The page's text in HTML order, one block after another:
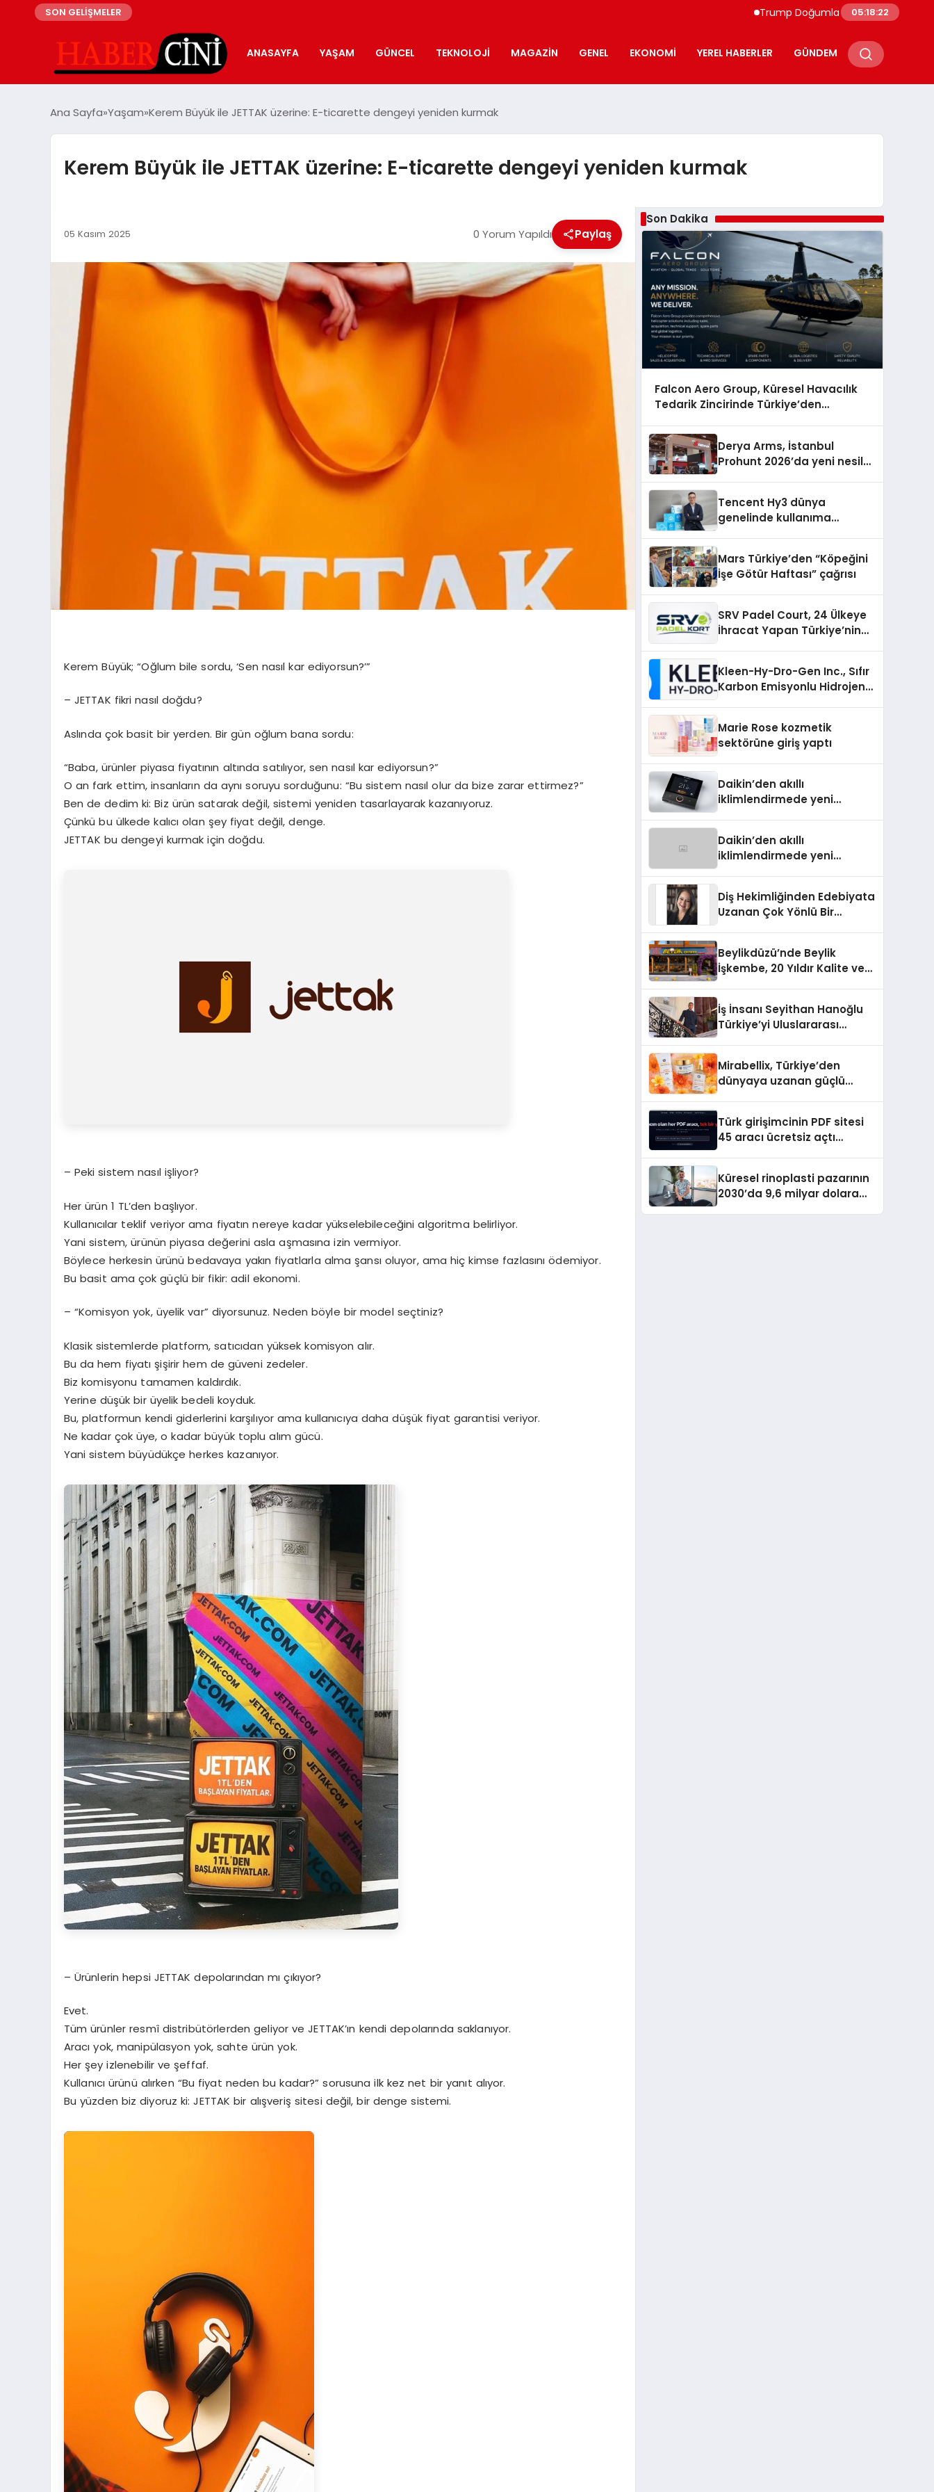
SON GELİŞMELER Trump Doğumla Vatandaşlık05:18:23
ANASAYFA YAŞAM GÜNCEL TEKNOLOJI MAGAZIN GENEL EKONOMI YEREL HABERLER GÜNDEM
Ana Sayfa Yaşam Kerem Büyük ile JETTAK üzerine: E-ticarette dengeyi yeniden kurmak
Kerem Büyük ile JETTAK üzerine: E-ticarette dengeyi yeniden kurmak
05 Kasım 2025 0 Yorum Yapıldı Paylaş
Kerem Büyük; “Oğlum bile sordu, ‘Sen nasıl kar ediyorsun?’”
– JETTAK fikri nasıl doğdu?
Aslında çok basit bir yerden. Bir gün oğlum bana sordu:
“Baba, ürünler piyasa fiyatının altında satılıyor, sen nasıl kar ediyorsun?”
O an fark ettim, insanların da aynı soruyu sorduğunu: “Bu sistem nasıl olur da bize zarar ettirmez?”
Ben de dedim ki: Biz ürün satarak değil, sistemi yeniden tasarlayarak kazanıyoruz.
Çünkü bu ülkede kalıcı olan şey fiyat değil, denge.
JETTAK bu dengeyi kurmak için doğdu.
– Peki sistem nasıl işliyor?
Her ürün 1 TL’den başlıyor.
Kullanıcılar teklif veriyor ama fiyatın nereye kadar yükselebileceğini algoritma belirliyor.
Yani sistem, ürünün piyasa değerini asla aşmasına izin vermiyor.
Böylece herkesin ürünü bedavaya yakın fiyatlarla alma şansı oluyor, ama hiç kimse fazlasını ödemiyor.
Bu basit ama çok güçlü bir fikir: adil ekonomi.
– “Komisyon yok, üyelik var” diyorsunuz. Neden böyle bir model seçtiniz?
Klasik sistemlerde platform, satıcıdan yüksek komisyon alır.
Bu da hem fiyatı şişirir hem de güveni zedeler.
Biz komisyonu tamamen kaldırdık.
Yerine düşük bir üyelik bedeli koyduk.
Bu, platformun kendi giderlerini karşılıyor ama kullanıcıya daha düşük fiyat garantisi veriyor.
Ne kadar çok üye, o kadar büyük toplu alım gücü.
Yani sistem büyüdükçe herkes kazanıyor.
– Ürünlerin hepsi JETTAK depolarından mı çıkıyor?
Evet.
Tüm ürünler resmî distribütörlerden geliyor ve JETTAK’ın kendi depolarında saklanıyor.
Aracı yok, manipülasyon yok, sahte ürün yok.
Her şey izlenebilir ve şeffaf.
Kullanıcı ürünü alırken “Bu fiyat neden bu kadar?” sorusuna ilk kez net bir yanıt alıyor.
Bu yüzden biz diyoruz ki: JETTAK bir alışveriş sitesi değil, bir denge sistemi.
Son Dakika
Falcon Aero Group, Küresel Havacılık
Tedarik Zincirinde Türkiye’den
Derya Arms, İstanbul
Prohunt 2026’da yeni nesil
Tencent Hy3 dünya
genelinde kullanıma
Mars Türkiye’den “Köpeğini
İşe Götür Haftası” çağrısı
SRV Padel Court, 24 Ülkeye
İhracat Yapan Türkiye’nin
Kleen-Hy-Dro-Gen Inc., Sıfır
Karbon Emisyonlu Hidrojen
Aldı
Marie Rose kozmetik
sektörüne giriş yaptı
Daikin’den akıllı
iklimlendirmede yeni
Daikin’den akıllı
iklimlendirmede yeni
Diş Hekimliğinden Edebiyata
Uzanan Çok Yönlü Bir
Beylikdüzü’nde Beylik
İşkembe, 20 Yıldır Kalite ve
İş İnsanı Seyithan Hanoğlu
Türkiye’yi Uluslararası
Mirabellix, Türkiye’den
dünyaya uzanan güçlü
Türk girişimcinin PDF sitesi
45 aracı ücretsiz açtı
Küresel rinoplasti pazarının
2030’da 9,6 milyar dolara